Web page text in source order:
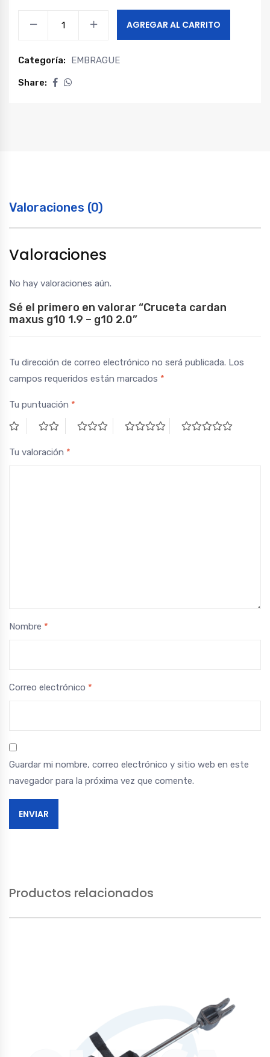
g10
1.9
AGREGAR AL CARRITO
Categoría: EMBRAGUE
Share:
Valoraciones (0)
Valoraciones
No hay valoraciones aún.
Sé el primero en valorar “Cruceta cardan
maxus g10 1.9 – g10 2.0”
Tu dirección de correo electrónico no será publicada. Los
campos requeridos están marcados *
Tu puntuación *
Tu valoración *
Nombre *
Correo electrónico *
Guardar mi nombre, correo electrónico y sitio web en este
navegador para la próxima vez que comente.
Productos relacionados